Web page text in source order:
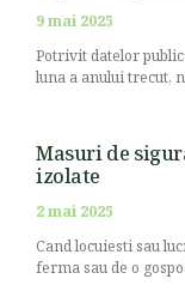
9 mai 2025
Potrivit datelor
luna a anului trecut,
Masuri de
izolate
2 mai 2025
Cand locuiesti sau
ferma sau de o